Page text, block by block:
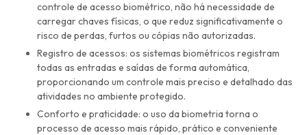
controle de acesso biométrico, não há necessidade de
carregar chaves físicas, o que reduz significativamente o
risco de perdas, furtos ou cópias não autorizadas.
Registro de acessos: os sistemas biométricos registram
todas as entradas e saídas de forma automática,
proporcionando um controle mais preciso e detalhado das
atividades no ambiente protegido.
Conforto e praticidade: o uso da biometria torna o
processo de acesso mais rápido, prático e conveniente